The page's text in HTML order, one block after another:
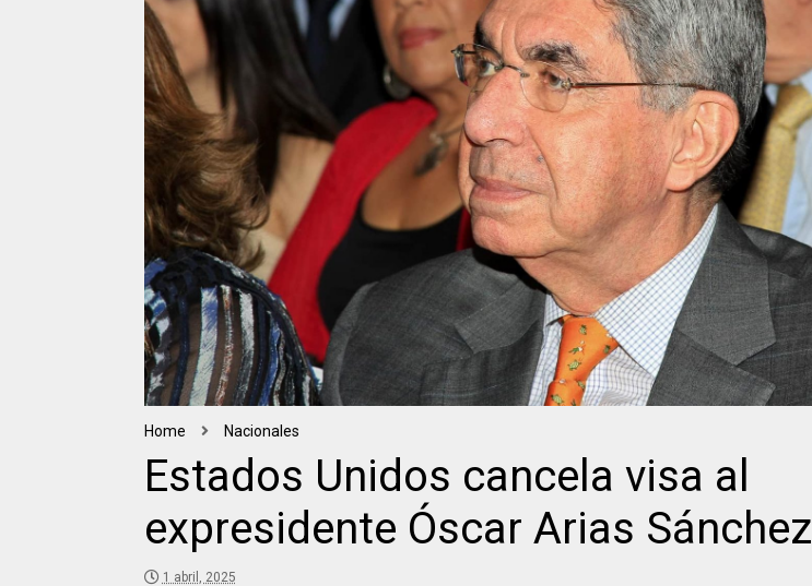
Home Nacionales
Estados Unidos cancela visa al
expresidente Óscar Arias Sánchez
1 abril, 2025